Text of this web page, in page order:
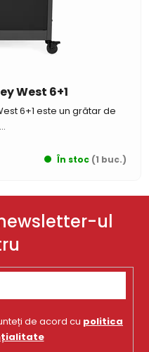
West 6+1
În stoc (1 buc.)
6+1 este un grătar de
ul
de acord cu politica